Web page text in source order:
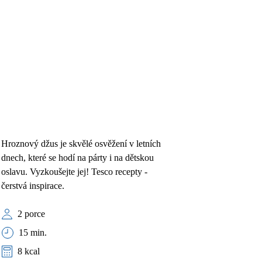
Hroznový džus je skvělé osvěžení v letních
dnech, které se hodí na párty i na dětskou
oslavu. Vyzkoušejte jej! Tesco recepty -
čerstvá inspirace.
2 porce
15 min.
8 kcal